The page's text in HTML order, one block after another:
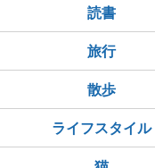
曇りなのに蒸し暑い日
でした。｜静物デッサ
ン・8月チャレンジDa
y126/365日 ラフを修
正して整える
読書
旅行
散歩
ライフスタイル